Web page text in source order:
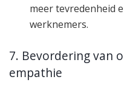
meer tevredenheid
werknemers.
7. Bevordering van
empathie